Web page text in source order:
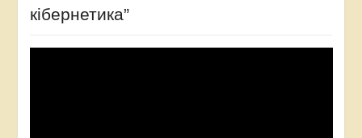
кібернетика”